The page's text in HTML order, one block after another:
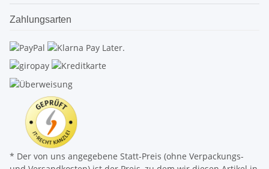
Zahlungsarten
* Der von uns angegebene Statt-Preis (ohne Verpackungs-